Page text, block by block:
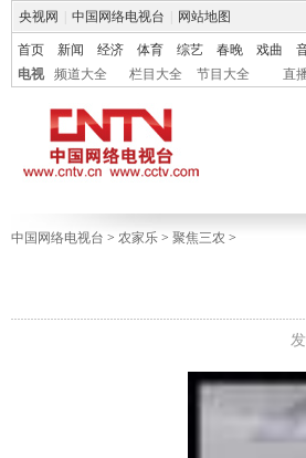
央视网 中国网络电视台 网站地图
首页 新闻 经济 体育 综艺 春晚 戏曲
电视
频道大全 栏目大全 节目大全 直
中国网络电视台 > 农家乐 > 聚焦三农 >